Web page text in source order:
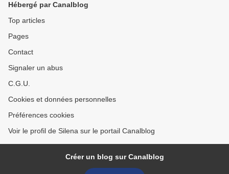
Hébergé par Canalblog
Top articles
Pages
Contact
Signaler un abus
C.G.U.
Cookies et données personnelles
Préférences cookies
Voir le profil de Silena sur le portail Canalblog
Créer un blog sur Canalblog